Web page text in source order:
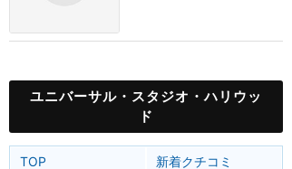
ユニバーサル・スタジオ・ハリウッ
ド
TOP
新着クチコミ